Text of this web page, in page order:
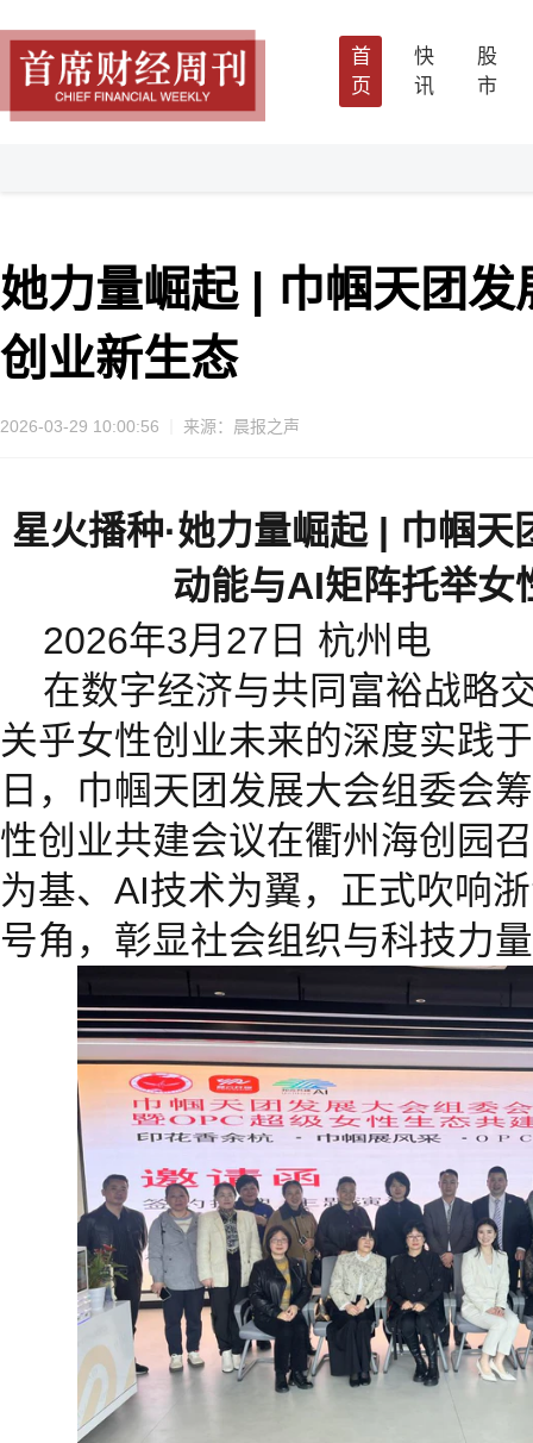
首
页
快
讯
股
市
她力量崛起 | 巾帼天团
创业新生态
2026-03-29 10:00:56 来源：晨报之声
星火播种·她力量崛起 | 巾帼
动能与AI矩阵托举女
2026年3月27日 杭州电
在数字经济与共同富裕战略
关乎女性创业未来的深度实践
日，巾帼天团发展大会组委会
性创业共建会议在衢州海创园
为基、AI技术为翼，正式吹响
号角，彰显社会组织与科技力